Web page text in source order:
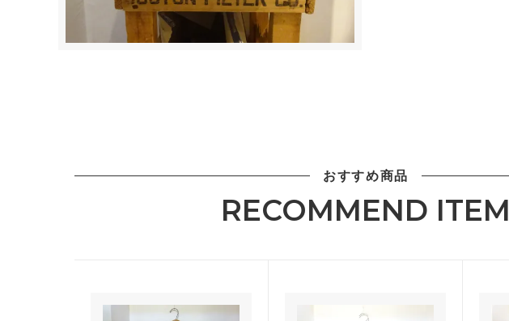
おすすめ商品
RECOMMEND ITEM